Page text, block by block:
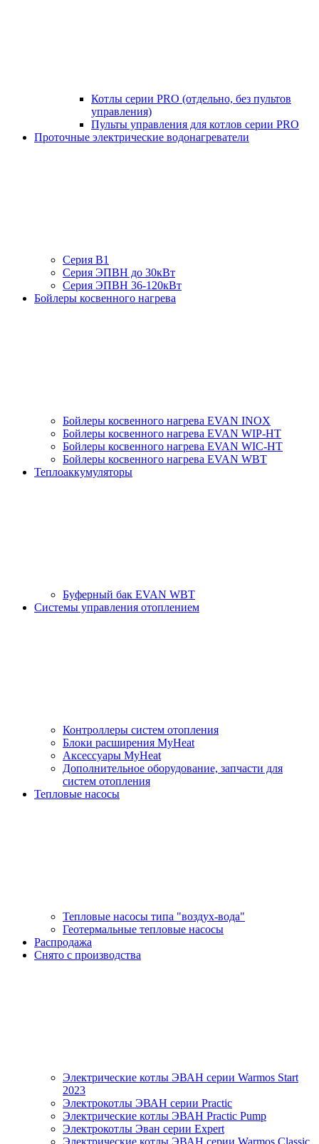
Котлы серии PRO (отдельно, без пультов
управления)
Пульты управления для котлов серии PRO
Проточные электрические водонагреватели
Серия В1
Серия ЭПВН до 30кВт
Серия ЭПВН 36-120кВт
Бойлеры косвенного нагрева
Бойлеры косвенного нагрева EVAN INOX
Бойлеры косвенного нагрева EVAN WIP-HT
Бойлеры косвенного нагрева EVAN WIC-HT
Бойлеры косвенного нагрева EVAN WBT
Теплоаккумуляторы
Буферный бак EVAN WBT
Системы управления отоплением
Контроллеры систем отопления
Блоки расширения MyHeat
Аксессуары MyHeat
Дополнительное оборудование, запчасти для
систем отопления
Тепловые насосы
Тепловые насосы типа "воздух-вода"
Геотермальные тепловые насосы
Распродажа
Снято с производства
Электрические котлы ЭВАН серии Warmos Start
2023
Электрокотлы ЭВАН серии Practic
Электрические котлы ЭВАН Practic Pump
Электрокотлы Эван серии Expert
Электрические котлы ЭВАН серии Warmos Classic